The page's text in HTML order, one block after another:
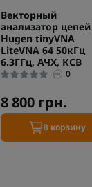
Векторный
анализатор цепей
Hugen tinyVNA
LiteVNA 64 50кГц
6.3ГГц, АЧХ, КСВ
0
8 800 грн.
В корзину